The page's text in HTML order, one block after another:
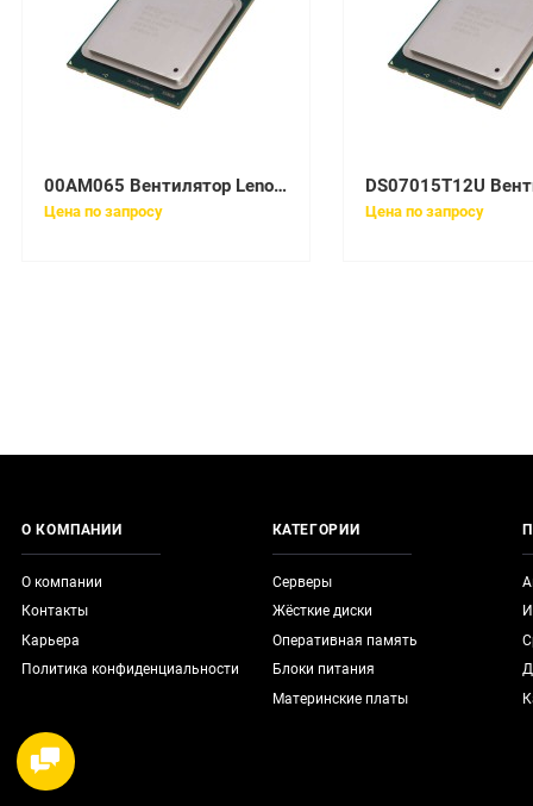
00AM065 Вентилятор Lenovo x3250 M6 System fan
Цена по запросу Цена по запросу
О КОМПАНИИ
О компании
Контакты
Карьера
Политика конфиденциальности
КАТЕГОРИИ
Серверы
Жёсткие диски
Оперативная память
Блоки питания
Материнские платы